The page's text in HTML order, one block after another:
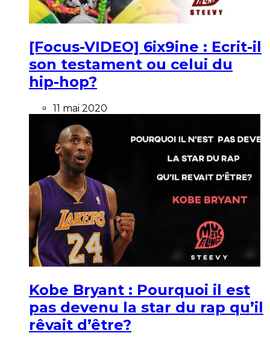
[Focus-VIDEO] 6ix9ine : Ecrit-il
son testament ou celui du
hip-hop?
11 mai 2020
Kobe Bryant : Pourquoi il est
pas devenu la star du rap qu’il
rêvait d’être?